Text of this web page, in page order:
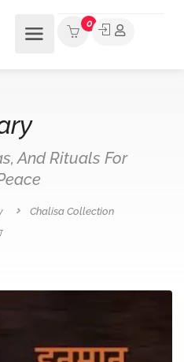
0
And Rituals For
Chalisa Collection